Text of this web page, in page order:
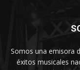
Somos una emisora
éxitos musicales